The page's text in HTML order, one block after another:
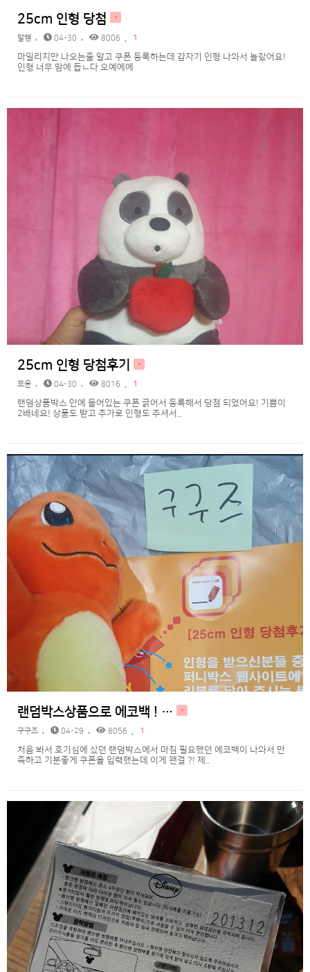
25cm 인형 당첨 H
말캥 04-30 8006 1
마일리지만 나오는줄 알고 쿠폰 등록하는데 갑자기 인형 나와서 놀랐어요!
인형 너무 맘에 듭ㄴ다 오예에에
25cm 인형 당첨후기 H
쪼윤 04-30 8016 1
랜덤상품박스 안에 들어있는 쿠폰 긁어서 등록해서 당첨 되었어요! 기쁨이
2배네요! 상품도 받고 추가로 인형도 주셔서..
랜덤박스상품으로 에코백 ! … H
구구즈 04-29 8056 1
처음 봐서 호기심에 샀던 랜덤박스에서 마침 필요했던 에코백이 나와서 만
족하고 기분좋게 쿠폰을 입력했는데 이게 왠걸 ?! 제..